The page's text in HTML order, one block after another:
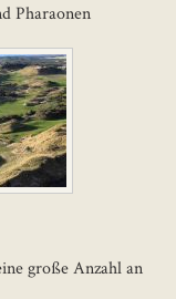
Pharaonen
große Anzahl an